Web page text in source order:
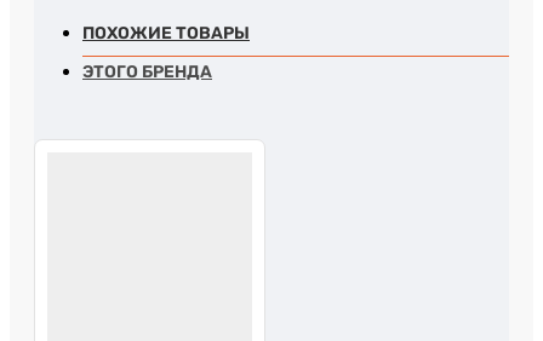
ПОХОЖИЕ ТОВАРЫ
ЭТОГО БРЕНДА